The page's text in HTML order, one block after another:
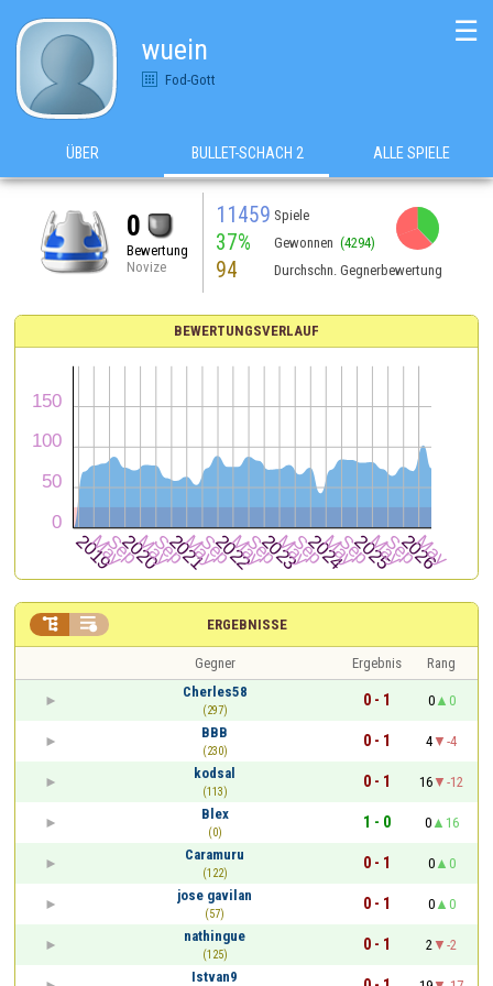
wuein
Fod-Gott
☰
ÜBER BULLET-SCHACH 2 ALLE SPIELE
0
Bewertung
Novize
11459 Spiele
37% Gewonnen (4294)
94 Durchschn. Gegnerbewertung
BEWERTUNGSVERLAUF
ERGEBNISSE
 
Gegner Ergebnis
Rang
Cherles58
(297)
0 - 1 0
0
BBB
(230)
0 - 1 4
-4
kodsal
(113)
0 - 1 16
-12
Blex
(0)
1 - 0 0
16
Caramuru
(122)
0 - 1 0
0
jose gavilan
(57)
0 - 1 0
0
nathingue
(125)
0 - 1 2
-2
Istvan9